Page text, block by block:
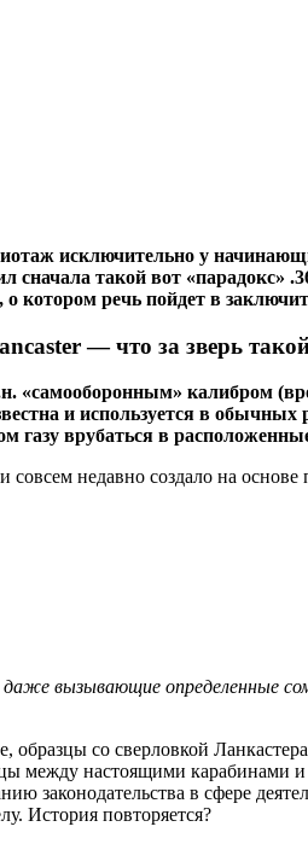
исключительно у
такой вот «парадокс»
котором речь пойдет в
— что за зверь
калибром
и используется в
врубаться в
недавно создало на
вызывающие определенные
образцы со сверловкой
между настоящими карабинами
законодательства в сфере
История повторяется?